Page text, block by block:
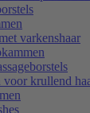
varkenshaar
voor krullend